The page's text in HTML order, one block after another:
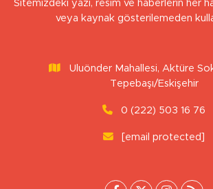
Sitemizdeki yazı, resim ve haberlerin her
veya kaynak gösterilemeden
Uluönder Mahallesi, Aktüre
Tepebaşı/Eskişehir
0 (222) 503 16 76
[email protected]